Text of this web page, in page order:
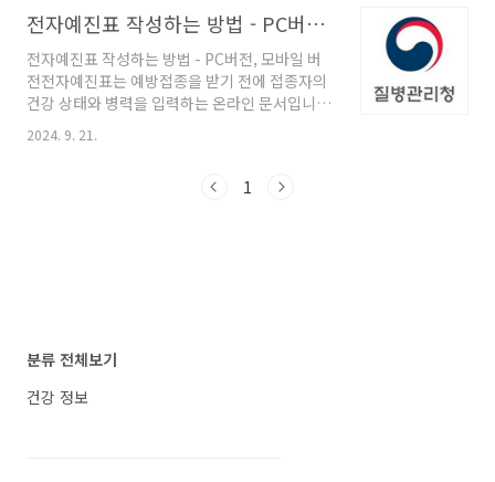
기간을 연장했고, 전국 보건소와 위탁의료기관에
서 접종이 가능합니다. 본문에서 바로 확인 가능
한 의료기관 명단도 꼭 저장해 두세요. 코로나19
백신 접종, 다시 필요한 때! 지금 가능한 의료기관
총정리 고위험군 중심 접종, 지금 가장 중요한 선
택입니다 재확산 조짐, 절대 가볍게 넘길 수 없는
의 코로나19 양성률은 16.4%로, 인플루엔자 의
전자예진표 작성하는 방법 - PC버전, 모바일 버전
전자예진표 작성하는 방법 - PC버전, 모바일 버
전전자예진표는 예방접종을 받기 전에 접종자의
건강 상태와 병력을 입력하는 온라인 문서입니
다. 이를 통해 접종 전에 필요한 정보를 미리 제공
함으로써 접종 과정을 간소화하고, 효율적인 예
일에서 전자예진표 작성 방법을 자세히 안내해드
개인정보 처리에 관한 사항을 체크합니다.건강상
태 입력접종 대상자의..
2024. 9. 21.
1
분류 전체보기
건강 정보